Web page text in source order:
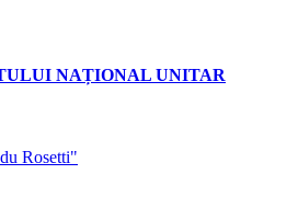
NAȚIONAL UNITAR
Rosetti"